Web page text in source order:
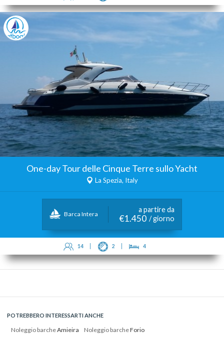
One-day Tour delle Cinque Terre sullo Yacht
La Spezia, Italy
Barca Intera
a partire da
€1.450 / giorno
14 2 4
POTREBBERO INTERESSARTI ANCHE
Noleggio barcheAmieira Noleggio barcheForio